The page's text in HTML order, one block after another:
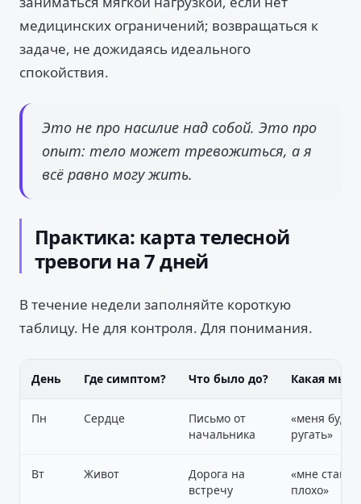
медицинских ограничений; возвращаться к
задаче, не дожидаясь идеального
спокойствия.
Это не про насилие над собой. Это про
опыт: тело может тревожиться, а я
всё равно могу жить.
Практика: карта телесной
тревоги на 7 дней
В течение недели заполняйте короткую
таблицу. Не для контроля. Для понимания.
День Где симптом? Что было до? Какая
Пн Сердце
Письмо от
начальника
«меня будут
ругать»
Вт Живот
Дорога на
встречу
«мне станет
плохо»